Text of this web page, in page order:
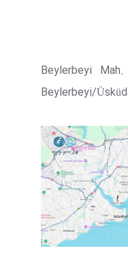
Beylerbeyi
Beylerbeyi/